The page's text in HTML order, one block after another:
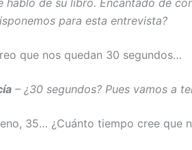
habló de su libro. Encantado de
para esta entrevista?
que nos quedan 30 segundos…
– ¿30 segundos? Pues vamos a
35… ¿Cuánto tiempo cree que